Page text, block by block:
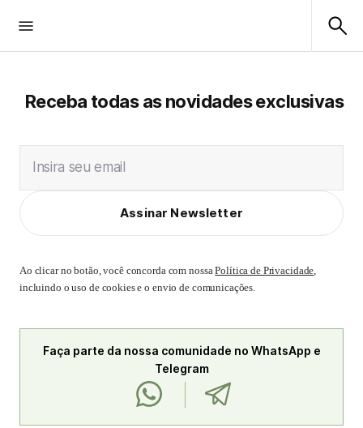
Receba todas as novidades exclusivas
Insira seu email
Assinar Newsletter
Ao clicar no botão, você concorda com nossaPolítica de Privacidade,
incluindo o uso de cookies e o envio de comunicações.
Faça parte da nossa comunidade no WhatsApp e
Telegram